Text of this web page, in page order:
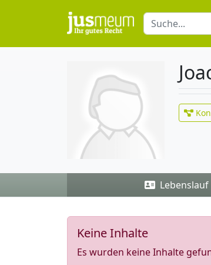
Lebenslauf
Keine Inhalte
Es wurden keine Inhalte